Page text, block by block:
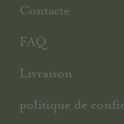
Contacte
FAQ
Livraison
politique de